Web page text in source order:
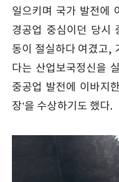
일으키며 국가 발전에
경공업 중심이던 당시
동이 절실하다 여겼고,
다는 산업보국정신을
중공업 발전에 이바지
장’을 수상하기도 했다.